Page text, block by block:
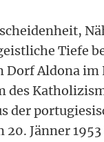
Tiefe
Dorf Aldona im
des
der
Jänner